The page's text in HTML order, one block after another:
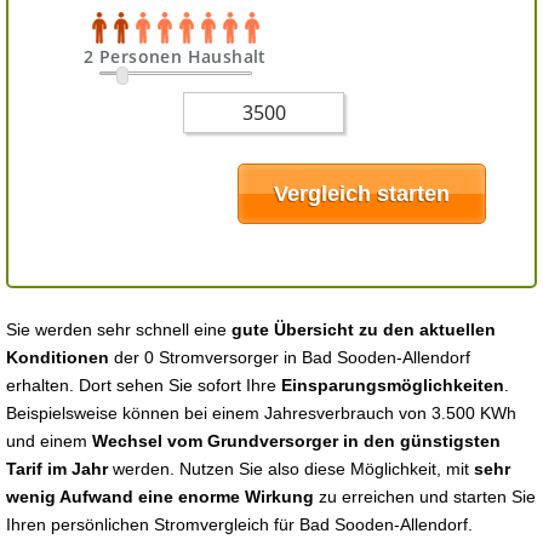
2 Personen Haushalt
Sie werden sehr schnell eine gute Übersicht zu den aktuellen
Konditionen der 0 Stromversorger in Bad Sooden-Allendorf
erhalten. Dort sehen Sie sofort Ihre Einsparungsmöglichkeiten
Beispielsweise können bei einem Jahresverbrauch von 3.500 KWh
und einem Wechsel vom Grundversorger in den günstigsten
Tarif im Jahrwerden. Nutzen Sie also diese Möglichkeit, mit sehr
wenig Aufwand eine enorme Wirkung zu erreichen und starten Sie
Ihren persönlichen Stromvergleich für Bad Sooden-Allendorf.